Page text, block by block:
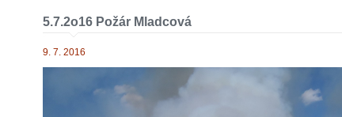
5.7.2o16 Požár Mladcová
9. 7. 2016